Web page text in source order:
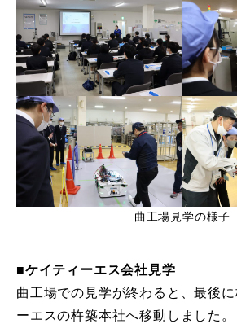
曲工場見学の様子
■ケイティーエス会社見学
曲工場での見学が終わると、最後
ーエスの杵築本社へ移動しました。